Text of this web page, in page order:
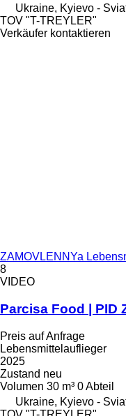
Ukraine, Kyievo -
TOV "T-TREYLER"
Verkäufer kontaktieren
ZAMOVLENNYa
8
VIDEO
Parcisa Food | PID
Preis auf Anfrage
Lebensmittelauflieger
2025
Zustand neu
Volumen 30 m³ 0 Abteil
Ukraine, Kyievo -